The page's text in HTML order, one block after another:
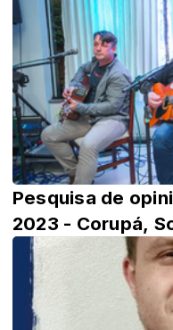
Pesquisa de
2023 - Corupá,